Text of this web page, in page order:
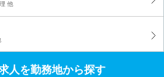
他
人を勤務地から探す